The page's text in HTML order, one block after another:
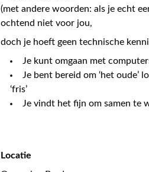
(met andere woorden: als je echt
ochtend niet voor jou,
doch je hoeft geen technische
Je kunt omgaan met
Je bent bereid om ‘het oude’
‘fris’
Je vindt het fijn om samen te
Locatie